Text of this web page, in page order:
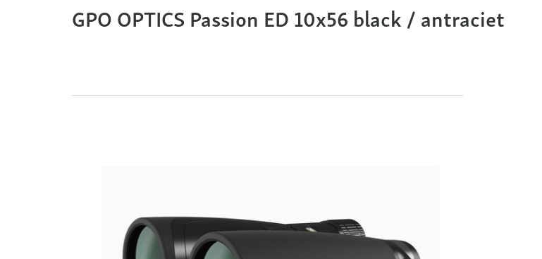
GPO OPTICS Passion ED 10x56 black / antraciet